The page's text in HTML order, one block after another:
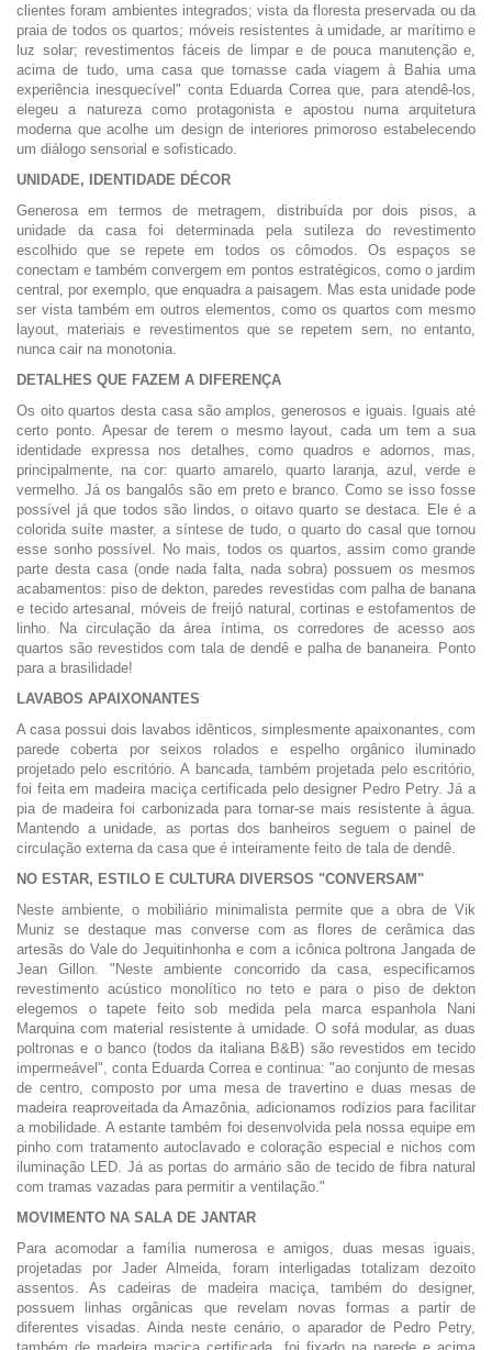
clientes foram ambientes integrados; vista da floresta preservada ou da
praia de todos os quartos; móveis resistentes à umidade, ar marítimo e
luz solar; revestimentos fáceis de limpar e de pouca manutenção e,
acima de tudo, uma casa que tornasse cada viagem à Bahia uma
experiência inesquecível" conta Eduarda Correa que, para atendê-los,
elegeu a natureza como protagonista e apostou numa arquitetura
moderna que acolhe um design de interiores primoroso estabelecendo
um diálogo sensorial e sofisticado.
UNIDADE, IDENTIDADE DÉCOR
Generosa em termos de metragem, distribuída por dois pisos, a
unidade da casa foi determinada pela sutileza do revestimento
escolhido que se repete em todos os cômodos. Os espaços se
conectam e também convergem em pontos estratégicos, como o jardim
central, por exemplo, que enquadra a paisagem. Mas esta unidade pode
ser vista também em outros elementos, como os quartos com mesmo
layout, materiais e revestimentos que se repetem sem, no entanto,
nunca cair na monotonia.
DETALHES QUE FAZEM A DIFERENÇA
Os oito quartos desta casa são amplos, generosos e iguais. Iguais até
certo ponto. Apesar de terem o mesmo layout, cada um tem a sua
identidade expressa nos detalhes, como quadros e adornos, mas,
principalmente, na cor: quarto amarelo, quarto laranja, azul, verde e
vermelho. Já os bangalôs são em preto e branco. Como se isso fosse
possível já que todos são lindos, o oitavo quarto se destaca. Ele é a
colorida suíte master, a síntese de tudo, o quarto do casal que tornou
esse sonho possível. No mais, todos os quartos, assim como grande
parte desta casa (onde nada falta, nada sobra) possuem os mesmos
acabamentos: piso de dekton, paredes revestidas com palha de banana
e tecido artesanal, móveis de freijó natural, cortinas e estofamentos de
linho. Na circulação da área íntima, os corredores de acesso aos
quartos são revestidos com tala de dendê e palha de bananeira. Ponto
para a brasilidade!
LAVABOS APAIXONANTES
A casa possui dois lavabos idênticos, simplesmente apaixonantes, com
parede coberta por seixos rolados e espelho orgânico iluminado
projetado pelo escritório. A bancada, também projetada pelo escritório,
foi feita em madeira maciça certificada pelo designer Pedro Petry. Já a
pia de madeira foi carbonizada para tornar-se mais resistente à água.
Mantendo a unidade, as portas dos banheiros seguem o painel de
circulação externa da casa que é inteiramente feito de tala de dendê.
NO ESTAR, ESTILO E CULTURA DIVERSOS "CONVERSAM"
Neste ambiente, o mobiliário minimalista permite que a obra de Vik
Muniz se destaque mas converse com as flores de cerâmica das
artesãs do Vale do Jequitinhonha e com a icônica poltrona Jangada de
Jean Gillon. "Neste ambiente concorrido da casa, especificamos
revestimento acústico monolítico no teto e para o piso de dekton
elegemos o tapete feito sob medida pela marca espanhola Nani
Marquina com material resistente à umidade. O sofá modular, as duas
poltronas e o banco (todos da italiana B&B) são revestidos em tecido
impermeável", conta Eduarda Correa e continua: "ao conjunto de mesas
de centro, composto por uma mesa de travertino e duas mesas de
madeira reaproveitada da Amazônia, adicionamos rodízios para facilitar
a mobilidade. A estante também foi desenvolvida pela nossa equipe em
pinho com tratamento autoclavado e coloração especial e nichos com
iluminação LED. Já as portas do armário são de tecido de fibra natural
com tramas vazadas para permitir a ventilação."
MOVIMENTO NA SALA DE JANTAR
Para acomodar a família numerosa e amigos, duas mesas iguais,
projetadas por Jader Almeida, foram interligadas totalizam dezoito
assentos. As cadeiras de madeira maciça, também do designer,
possuem linhas orgânicas que revelam novas formas a partir de
diferentes visadas. Ainda neste cenário, o aparador de Pedro Petry,